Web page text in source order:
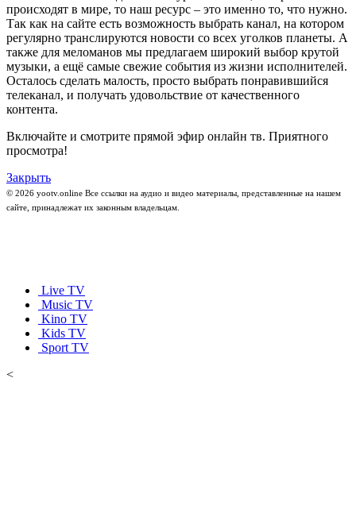
происходят в мире, то наш ресурс – это именно то, что нужно.
Так как на сайте есть возможность выбрать канал, на котором
регулярно транслируются новости со всех уголков планеты. А
также для меломанов мы предлагаем широкий выбор крутой
музыки, а ещё самые свежие события из жизни исполнителей.
Осталось сделать малость, просто выбрать понравившийся
телеканал, и получать удовольствие от качественного
контента.
Включайте и смотрите прямой эфир онлайн тв. Приятного
просмотра!
Закрыть
© 2026 yootv.online Все ссылки на аудио и видео материалы, представленные на нашем
сайте, принадлежат их законным владельцам.
Live TV
Music TV
Kino TV
Kids TV
Sport TV
<